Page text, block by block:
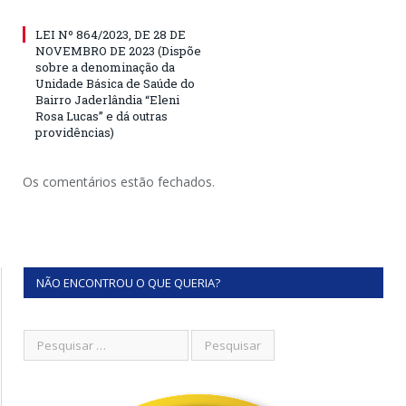
LEI Nº 864/2023, DE 28 DE
NOVEMBRO DE 2023 (Dispõe
sobre a denominação da
Unidade Básica de Saúde do
Bairro Jaderlândia “Eleni
Rosa Lucas” e dá outras
providências)
Os comentários estão fechados.
NÃO ENCONTROU O QUE QUERIA?